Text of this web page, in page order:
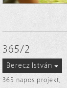
365/2
Berecz István
365 napos projekt,